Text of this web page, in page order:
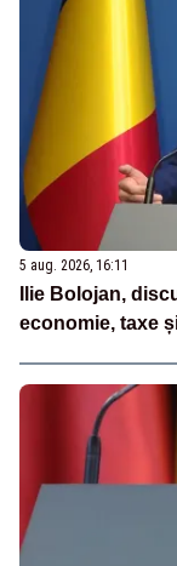
5 aug. 2026, 16:11
Ilie Bolojan,
economie, taxe